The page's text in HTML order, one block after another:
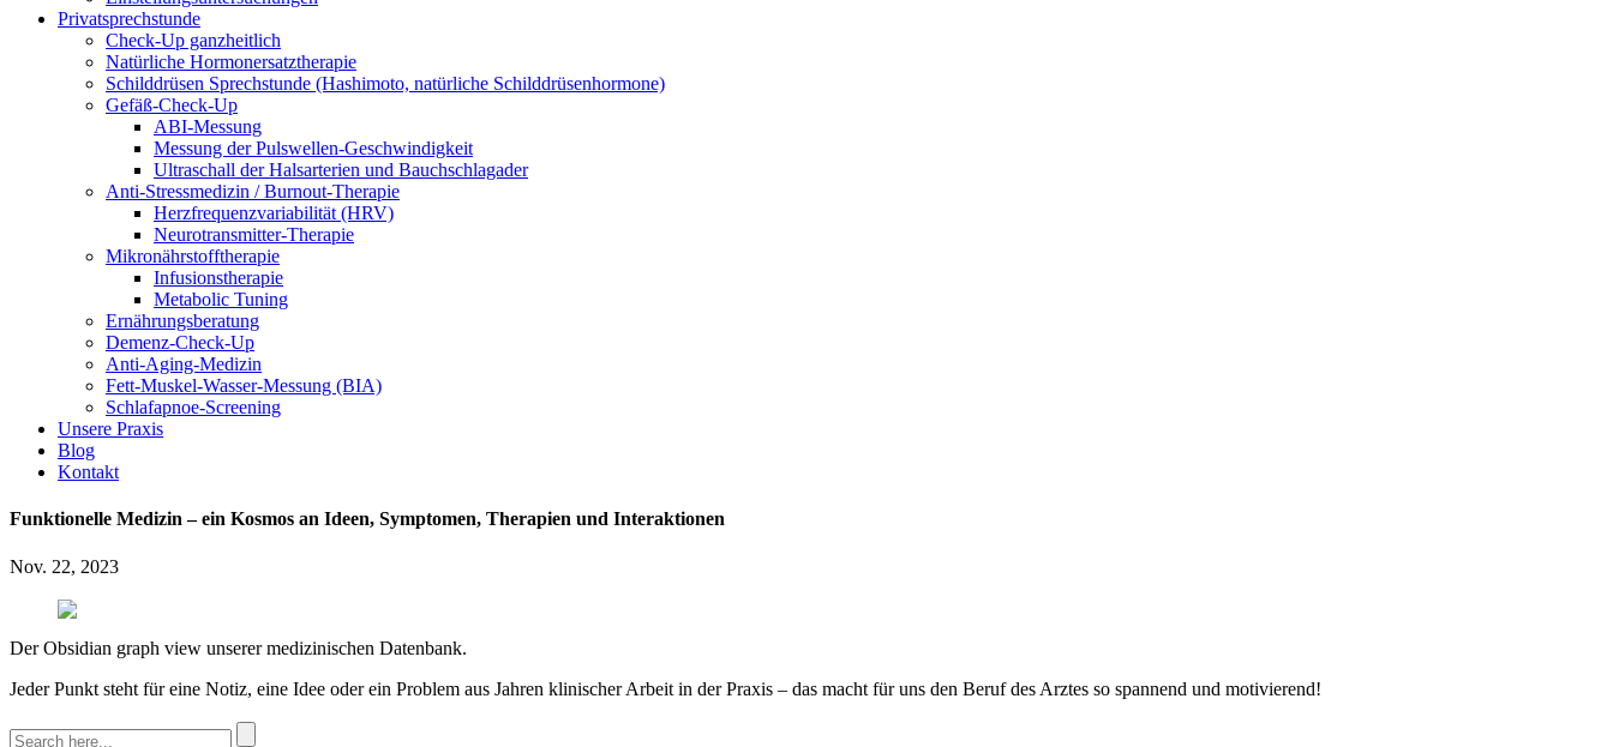
Privatsprechstunde
Check-Up ganzheitlich
Natürliche Hormonersatztherapie
Schilddrüsen Sprechstunde (Hashimoto, natürliche Schilddrüsenhormone)
Gefäß-Check-Up
ABI-Messung
Messung der Pulswellen-Geschwindigkeit
Ultraschall der Halsarterien und Bauchschlagader
Anti-Stressmedizin / Burnout-Therapie
Herzfrequenzvariabilität (HRV)
Neurotransmitter-Therapie
Mikronährstofftherapie
Infusionstherapie
Metabolic Tuning
Ernährungsberatung
Demenz-Check-Up
Anti-Aging-Medizin
Fett-Muskel-Wasser-Messung (BIA)
Schlafapnoe-Screening
Unsere Praxis
Blog
Kontakt
Funktionelle Medizin – ein Kosmos an Ideen, Symptomen, Therapien und Interaktionen
Nov. 22, 2023
Der Obsidian graph view unserer medizinischen Datenbank.
Jeder Punkt steht für eine Notiz, eine Idee oder ein Problem aus Jahren klinischer Arbeit in der Praxis – das macht für uns den Beruf des Arztes so spannend und motivierend!